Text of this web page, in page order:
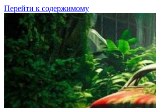
Перейти к содержимому